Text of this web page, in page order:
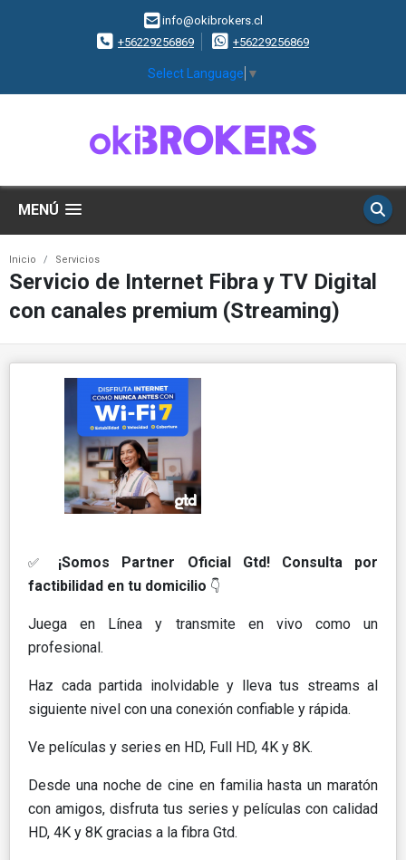
info@okibrokers.cl
+56229256869
+56229256869
Select Language ▼
MENÚ
Inicio Servicios
Servicio de Internet Fibra y TV Digital
con canales premium (Streaming)
✅ ¡Somos Partner Oficial Gtd! Consulta por
factibilidad en tu domicilio 👇
Juega en Línea y transmite en vivo como un
profesional.
Haz cada partida inolvidable y lleva tus streams al
siguiente nivel con una conexión confiable y rápida​.
Ve películas y series en HD, Full HD, 4K y 8K​.
Desde una noche de cine en familia hasta un maratón
con amigos, disfruta tus series y películas con calidad
HD, 4K y 8K gracias a la fibra Gtd.​